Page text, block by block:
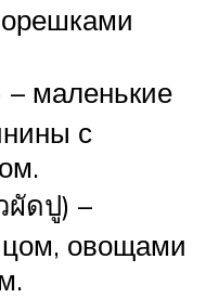
орешками
маленькие
с
ผัดปู) –
овощами